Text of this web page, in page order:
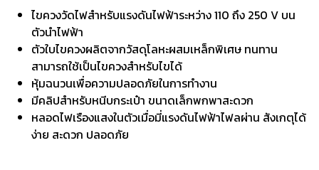
ไขควงวัดไฟสำหรับแรงดันไฟฟ้าระหว่าง 110 ถึง 250 V บน
ตัวนำไฟฟ้า
ตัวใบไขควงผลิตจากวัสดุโลหะผสมเหล็กพิเศษ ทนทาน
สามารถใช้เป็นไขควงสำหรับไขได้
หุ้มฉนวนเพื่อความปลอดภัยในการทำงาน
มีคลิปสำหรับหนีบกระเป๋า ขนาดเล็กพกพาสะดวก
หลอดไฟเรืองแสงในตัวเมื่อมี่แรงดันไฟฟ้าไฟลผ่าน สังเกตุได้
ง่าย สะดวก ปลอดภัย